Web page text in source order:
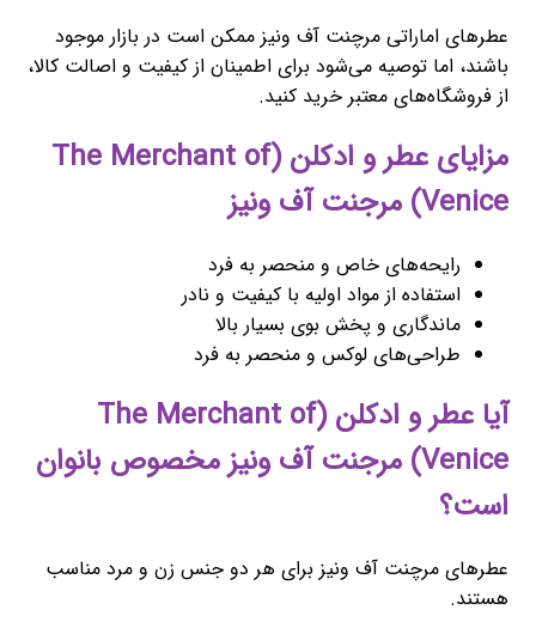
عطرهای اماراتی مرچنت آف ونیز ممکن است در بازار موجود
باشند، اما توصیه می‌شود برای اطمینان از کیفیت و اصالت کالا،
از فروشگاه‌های معتبر خرید کنید.
مزایای عطر و ادکلن (The Merchant of
Venice) مرجنت آف ونیز
رایحه‌های خاص و منحصر به فرد
استفاده از مواد اولیه با کیفیت و نادر
ماندگاری و پخش بوی بسیار بالا
طراحی‌های لوکس و منحصر به فرد
آیا عطر و ادکلن (The Merchant of
Venice) مرجنت آف ونیز مخصوص بانوان
است؟
عطرهای مرچنت آف ونیز برای هر دو جنس زن و مرد مناسب
هستند.